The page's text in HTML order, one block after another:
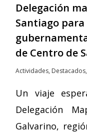
Delegación
Santiago
de Centro de
Actividades, Destacados,
Un viaje
Delegación
Galvarino,